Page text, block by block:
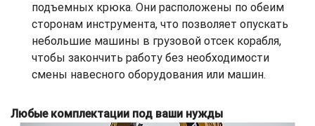
подъемных крюка. Они расположены по обеим
сторонам инструмента, что позволяет опускать
небольшие машины в грузовой отсек корабля,
чтобы закончить работу без необходимости
смены навесного оборудования или машин.
Любые комплектации под ваши нужды